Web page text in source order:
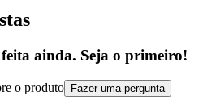
ainda. Seja o primeiro!
o produto Fazer uma pergunta